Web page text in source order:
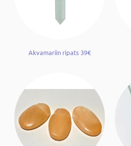
Akvamariin ripats 39€